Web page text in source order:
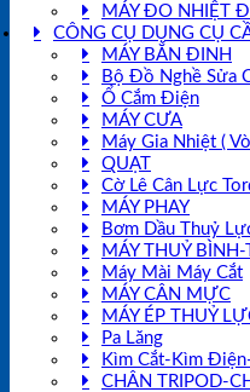
MÁY ĐO NHIỆT
CÔNG CỤ DỤNG CỤ
MÁY BẮN ĐINH
Bộ Đồ Nghề Sửa
Ổ Cắm Điện
MÁY CƯA
Máy Gia Nhiệt (
QUẠT
Cờ Lê Cân Lực
MÁY PHAY
Bơm Dầu Thuỷ
MÁY THUỶ
Máy Mài Máy Cắt
MÁY CÂN MỰC
MÁY ÉP THUỶ
Pa Lăng
Kìm Cắt-Kìm
CHÂN TRIPOD-